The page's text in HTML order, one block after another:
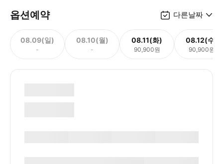
옵션예약 다른날짜
08.09(일)
-
08.10(월)
-
08.11(화)
90,900원
08.12(수)
90,900원